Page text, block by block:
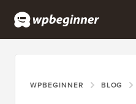
WPBEGINNER BLOG